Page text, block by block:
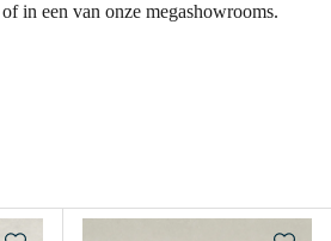
in een van onze megashowrooms.